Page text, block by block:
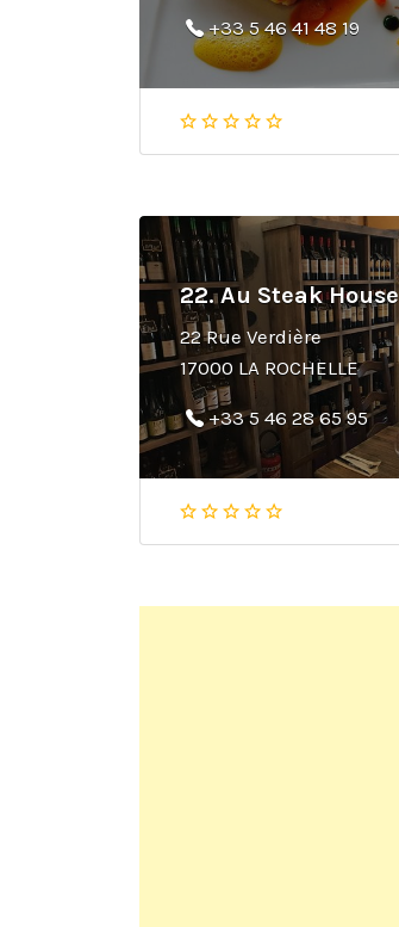
+33 5 46 41 48 19
22. Au Steak House
22 Rue Verdière
17000 LA ROCHELLE
+33 5 46 28 65 95